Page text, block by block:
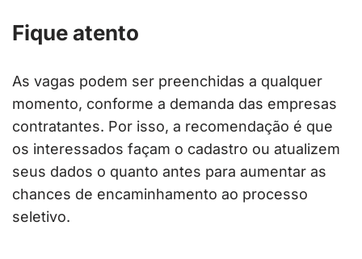
Fique atento
As vagas podem ser preenchidas a qualquer
momento, conforme a demanda das empresas
contratantes. Por isso, a recomendação é que
os interessados façam o cadastro ou atualizem
seus dados o quanto antes para aumentar as
chances de encaminhamento ao processo
seletivo.